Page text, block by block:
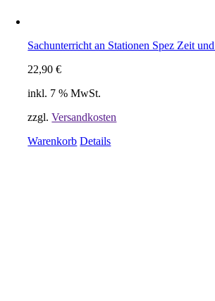
Sachunterricht an Stationen Spez Zeit
22,90€
inkl. 7 % MwSt.
zzgl.Versandkosten
Warenkorb Details